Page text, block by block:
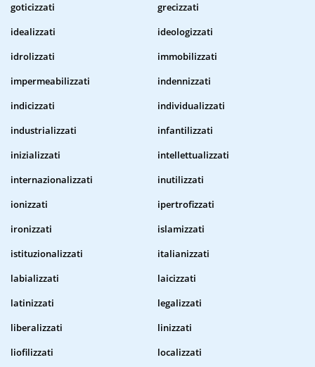
goticizzati
grecizzati
idealizzati
ideologizzati
idrolizzati
immobilizzati
impermeabilizzati
indennizzati
indicizzati
individualizzati
industrializzati
infantilizzati
inizializzati
intellettualizzati
internazionalizzati
inutilizzati
ionizzati
ipertrofizzati
ironizzati
islamizzati
istituzionalizzati
italianizzati
labializzati
laicizzati
latinizzati
legalizzati
liberalizzati
linizzati
liofilizzati
localizzati